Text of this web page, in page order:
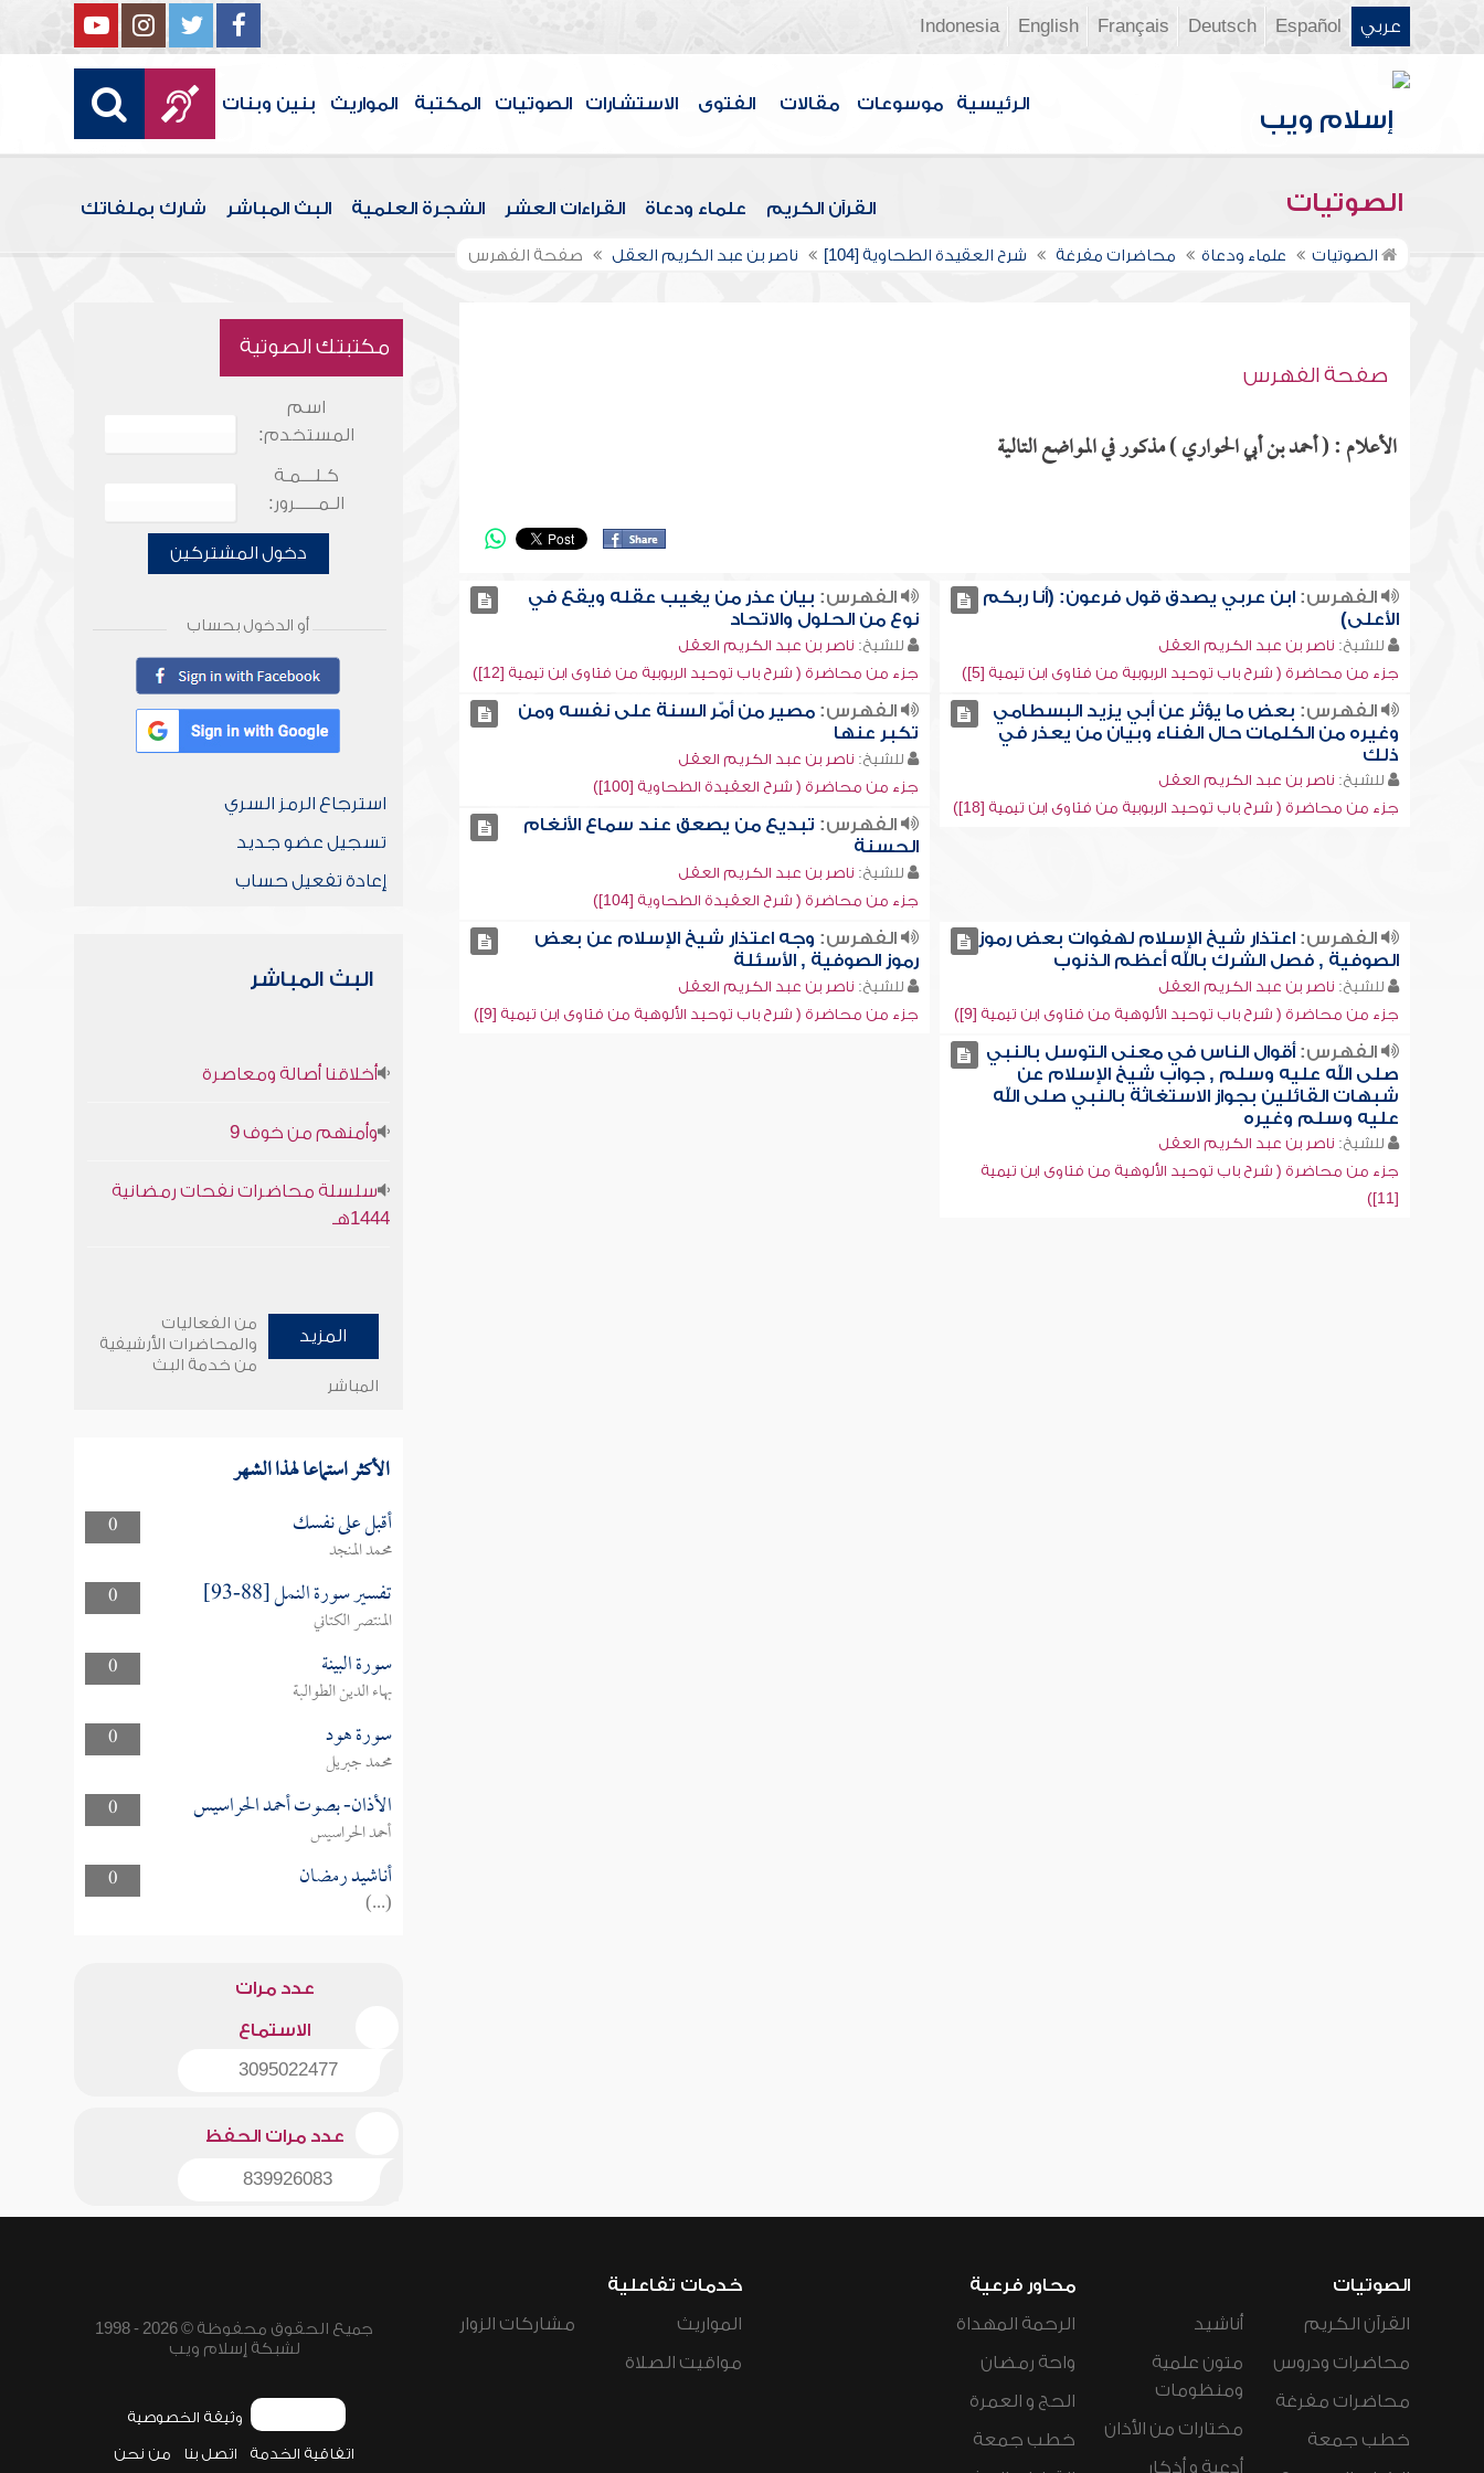
عربي Español
Deutsch
Français
English
Indonesia
الرئيسية موسوعات مقالات الفتوى الاستشارات الصوتيات المكتبة المواريث بنين وبنات
الصوتيات القرآن الكريم علماء ودعاة القراءات العشر الشجرة العلمية البث المباشر شارك بملفاتك
الصوتيات علماء ودعاة محاضرات مفرغة شرح العقيدة الطحاوية [104] ناصر بن عبد الكريم العقل صفحة الفهرس
صفحة الفهرس
الأعلام : ( أحمد بن أبي الحواري ) مذكور في المواضع التالية
الفهرس:ابن عربي يصدق قول فرعون: (أنا ربكم
الأعلى)
للشيخ: ناصر بن عبد الكريم العقل
جزء من محاضرة ( شرح باب توحيد الربوبية من فتاوى ابن تيمية [5])
الفهرس: بيان عذر من يغيب عقله ويقع في
نوع من الحلول والاتحاد
للشيخ: ناصر بن عبد الكريم العقل
جزء من محاضرة ( شرح باب توحيد الربوبية من فتاوى ابن تيمية [12])
الفهرس: بعض ما يؤثر عن أبي يزيد البسطامي
وغيره من الكلمات حال الفناء وبيان من يعذر في
ذلك
للشيخ: ناصر بن عبد الكريم العقل
جزء من محاضرة ( شرح باب توحيد الربوبية من فتاوى ابن تيمية [18])
الفهرس: مصير من أمّر السنة على نفسه ومن
تكبر عنها
للشيخ: ناصر بن عبد الكريم العقل
جزء من محاضرة ( شرح العقيدة الطحاوية [100])
الفهرس: تبديع من يصعق عند سماع الأنغام
الحسنة
للشيخ: ناصر بن عبد الكريم العقل
جزء من محاضرة ( شرح العقيدة الطحاوية [104])
الفهرس:اعتذار شيخ الإسلام لهفوات بعض رموز
الصوفية , فصل الشرك بالله أعظم الذنوب
للشيخ: ناصر بن عبد الكريم العقل
جزء من محاضرة ( شرح باب توحيد الألوهية من فتاوى ابن تيمية [9])
الفهرس: وجه اعتذار شيخ الإسلام عن بعض
رموز الصوفية , الأسئلة
للشيخ: ناصر بن عبد الكريم العقل
جزء من محاضرة ( شرح باب توحيد الألوهية من فتاوى ابن تيمية [9])
الفهرس:أقوال الناس في معنى التوسل بالنبي
صلى الله عليه وسلم , جواب شيخ الإسلام عن
شبهات القائلين بجواز الاستغاثة بالنبي صلى الله
عليه وسلم وغيره
للشيخ: ناصر بن عبد الكريم العقل
جزء من محاضرة ( شرح باب توحيد الألوهية من فتاوى ابن تيمية
[11])
مكتبتك الصوتية
اسم
المستخدم:
كـلـــمـة
الـمـــــرور:
دخول المشتركين
أو الدخول بحساب
استرجاع الرمز السري
تسجيل عضو جديد
إعادة تفعيل حساب
البث المباشر
أخلاقنا أصالة ومعاصرة
وأمنهم من خوف 9
سلسلة محاضرات نفحات رمضانية
1444هـ
المزيد
من الفعاليات
والمحاضرات الأرشيفية
من خدمة البث
المباشر
الأكثر استماعا لهذا الشهر
0 أقبل على نفسك
محمد المنجد
0
تفسير سورة النمل [88-93]
المنتصر الكتاني
0
سورة البينة
بهاء الدين الطوالبة
0
سورة هود
محمد جبريل
0
الأذان- بصوت أحمد الحراسيس
أحمد الحراسيس
0
أناشيد رمضان
(...)
عدد مرات
الاستماع
3095022477
عدد مرات الحفظ
839926083
الصوتيات
القرآن الكريم
محاضرات ودروس
محاضرات مفرغة
خطب جمعة
أناشيد
متون علمية
ومنظومات
مختارات من الأذان
أدعية و أذكار
محاور فرعية
الرحمة المهداة
واحة رمضان
الحج و العمرة
خطب جمعة
خدمات تفاعلية
المواريث
مواقيت الصلاة
مشاركات الزوار
جميع الحقوق محفوظة © 2026 - 1998
لشبكة إسلام ويب
وثيقة الخصوصية
اتفاقية الخدمة اتصل بنا من نحن